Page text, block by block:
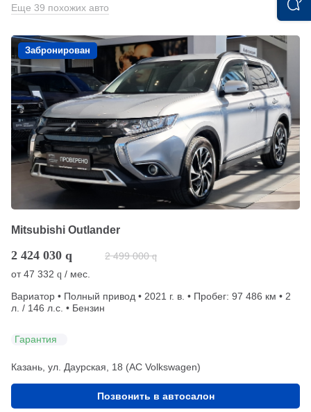
Еще 39 похожих авто
Забронирован
Mitsubishi Outlander
2 424 030 q 2 499 000 q
от47 332 q / мес.
Вариатор • Полный привод • 2021 г. в. • Пробег: 97 486 км • 2
л. / 146 л.с. • Бензин
Гарантия
Казань, ул. Даурская, 18 (АС Volkswagen)
Позвонить в автосалон